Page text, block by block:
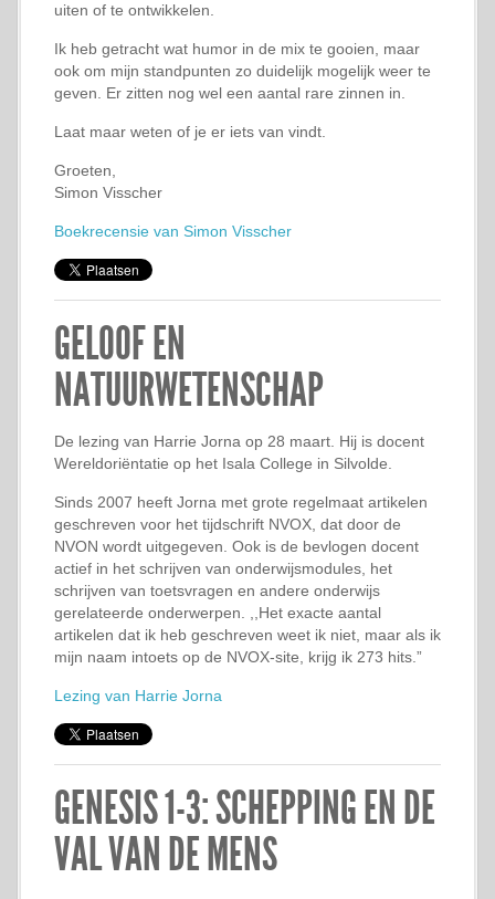
uiten of te ontwikkelen.
Ik heb getracht wat humor in de mix te gooien, maar
ook om mijn standpunten zo duidelijk mogelijk weer te
geven. Er zitten nog wel een aantal rare zinnen in.
Laat maar weten of je er iets van vindt.
Groeten,
Simon Visscher
Boekrecensie van Simon Visscher
GELOOF EN
NATUURWETENSCHAP
De lezing van Harrie Jorna op 28 maart. Hij is docent
Wereldoriëntatie op het Isala College in Silvolde.
Sinds 2007 heeft Jorna met grote regelmaat artikelen
geschreven voor het tijdschrift NVOX, dat door de
NVON wordt uitgegeven. Ook is de bevlogen docent
actief in het schrijven van onderwijsmodules, het
schrijven van toetsvragen en andere onderwijs
gerelateerde onderwerpen. ,,Het exacte aantal
artikelen dat ik heb geschreven weet ik niet, maar als ik
mijn naam intoets op de NVOX-site, krijg ik 273 hits.”
Lezing van Harrie Jorna
GENESIS 1-3: SCHEPPING EN DE
VAL VAN DE MENS